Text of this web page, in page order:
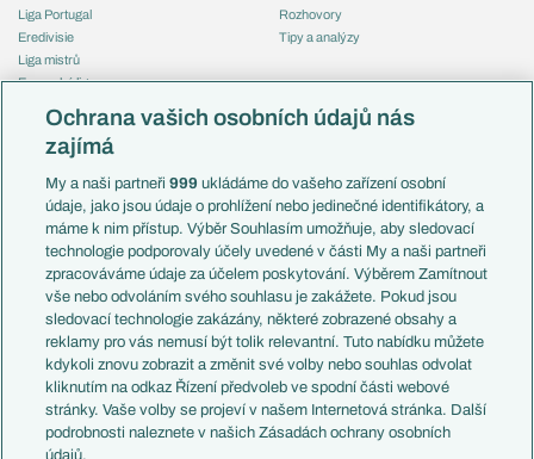
Liga Portugal
Eredivisie
Liga mistrů
Evropská liga
Mistrovství světa
Liga národů
Témata
Představení týmů MS
EuroSkauting
PL v kostce
Evropské koeficienty
Přestupy
Přestupové spekulace
Zranění
Kluby
Arsenal FC
Rozhovory
Tipy a analýzy
Česko
Francie
Itálie
Německo
Španělsko
Argentina
Brazílie
Přestupy
Zápasy
Livescore
Tipovací soutěž
Ochrana vašich osobních údajů nás
zajímá
My a naši partneři999 ukládáme do vašeho zařízení osobní
údaje, jako jsou údaje o prohlížení nebo jedinečné identifikátory, a
máme k nim přístup. Výběr Souhlasím umožňuje, aby sledovací
technologie podporovaly účely uvedené v části My a naši partneři
zpracováváme údaje za účelem poskytování. Výběrem Zamítnout
vše nebo odvoláním svého souhlasu je zakážete. Pokud jsou
sledovací technologie zakázány, některé zobrazené obsahy a
reklamy pro vás nemusí být tolik relevantní. Tuto nabídku můžete
kdykoli znovu zobrazit a změnit své volby nebo souhlas odvolat
kliknutím na odkaz Řízení předvoleb ve spodní části webové
stránky. Vaše volby se projeví v našem Internetová stránka. Další
podrobnosti naleznete v našich Zásadách ochrany osobních
údajů.